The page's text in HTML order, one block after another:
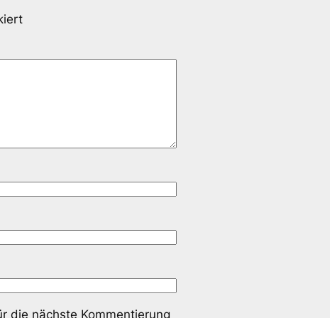
die nächste Kommentierung